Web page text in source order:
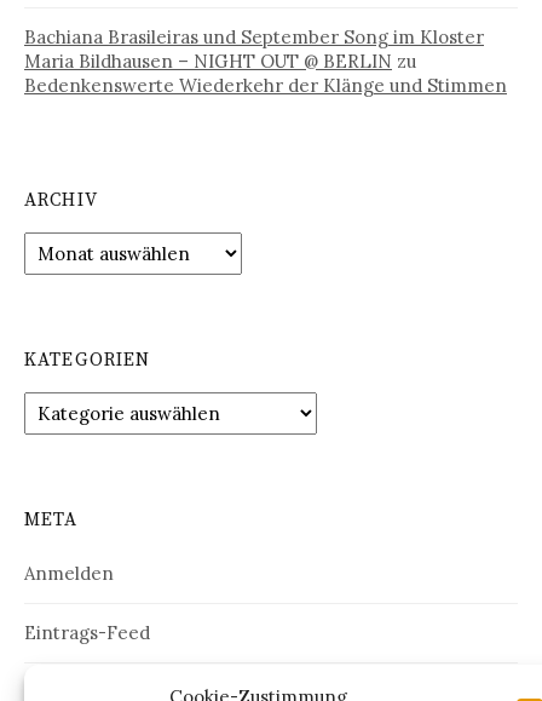
Bachiana Brasileiras und September Song im Kloster
Maria Bildhausen – NIGHT OUT @ BERLIN zu
Bedenkenswerte Wiederkehr der Klänge und Stimmen
ARCHIV
Archiv
KATEGORIEN
Kategorien
META
Anmelden
Eintrags-Feed
Kommentar-Feed